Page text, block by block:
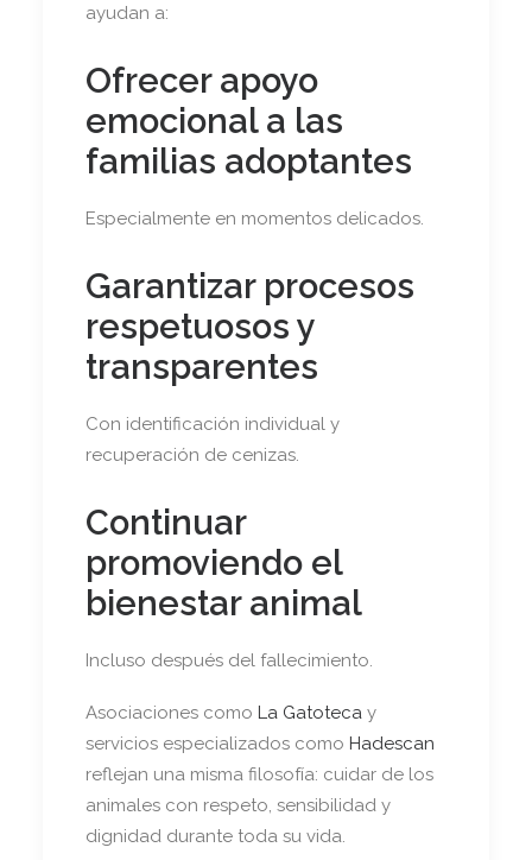
ayudan a:
Ofrecer apoyo
emocional a las
familias adoptantes
Especialmente en momentos delicados.
Garantizar procesos
respetuosos y
transparentes
Con identificación individual y
recuperación de cenizas.
Continuar
promoviendo el
bienestar animal
Incluso después del fallecimiento.
Asociaciones como La Gatoteca y
servicios especializados como Hadescan
reflejan una misma filosofía: cuidar de los
animales con respeto, sensibilidad y
dignidad durante toda su vida.